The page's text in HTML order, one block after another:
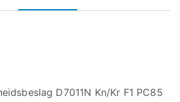
D7011N Kn/Kr F1 PC85